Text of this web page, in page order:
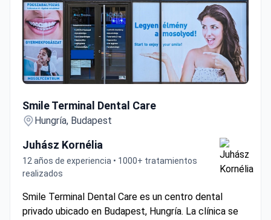
Smile Terminal Dental Care
Hungría, Budapest
12 años de experiencia • 1000+ tratamientos
realizados
privado ubicado en Budapest, Hungría. La clínica se
especializa exclusivamente en tratamientos